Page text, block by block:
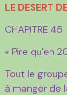
LE DESERT
CHAPITRE 45
« Pire qu'en
Tout le
à manger de